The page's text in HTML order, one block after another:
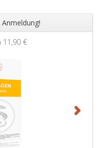
Anmeldung!
11,90 €